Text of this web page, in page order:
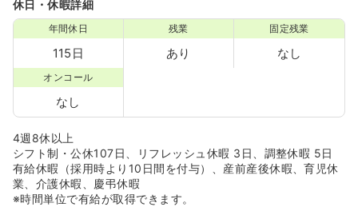
休日・休暇詳細
年間休日
115日
残業
あり
固定残業
なし
オンコール
なし
4週8休以上
シフト制・公休107日、リフレッシュ休暇 3日、調整休暇 5日
有給休暇（採用時より10日間を付与）、産前産後休暇、育児休
業、介護休暇、慶弔休暇
※時間単位で有給が取得できます。